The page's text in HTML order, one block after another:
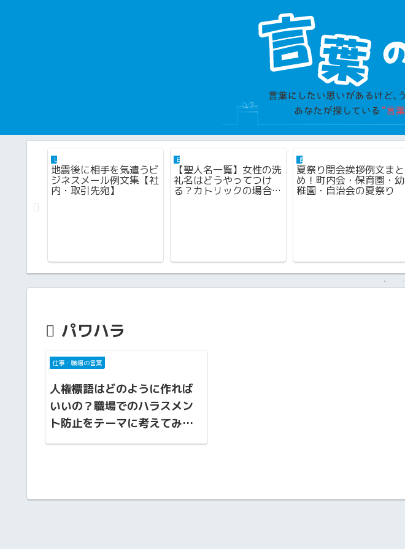
LINEメッセージ例文
地震後に相手を気遣うビ
ジネスメール例文集【社
内・取引先宛】
由来・歴史・豆知識
【聖人名一覧】女性の洗
礼名はどうやってつけ
る？カトリックの場合だ
四季の言葉（夏）
夏祭り閉会挨拶例文まと
め！町内会・保育園・幼
稚園・自治会の夏祭り
パワハラ
仕事・職場の言葉
人権標語はどのように作れば
いいの？職場でのハラスメン
ト防止をテーマに考えてみよ
う！